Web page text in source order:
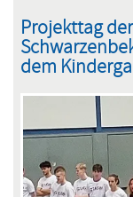
Projekttag
dem